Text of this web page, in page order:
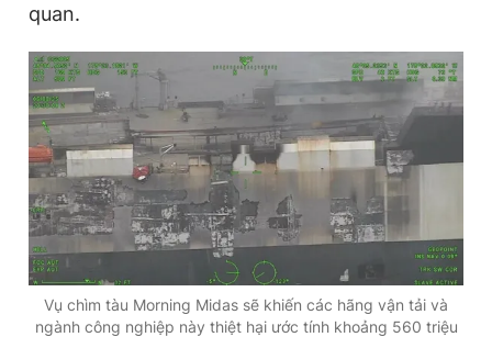
quan.
Vụ chìm tàu Morning Midas sẽ khiến các hãng vận tải và
ngành công nghiệp này thiệt hại ước tính khoảng 560 triệu